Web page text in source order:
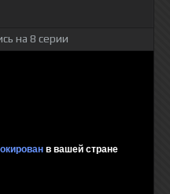
на 8 серии